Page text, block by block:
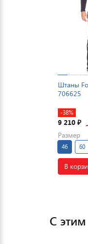
Штаны
706625
-38%
9 210 ₽
Размер
46 60
В
С